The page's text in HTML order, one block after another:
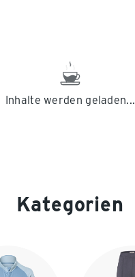
Inhalte werden geladen...
Kategorien